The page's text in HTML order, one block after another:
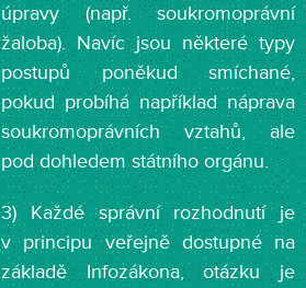
úpravy (např. soukromoprávní
žaloba). Navíc jsou některé typy
postupů poněkud smíchané,
pokud probíhá například náprava
soukromoprávních vztahů, ale
pod dohledem státního orgánu.
3) Každé správní rozhodnutí je
v principu veřejně dostupné na
základě Infozákona, otázku je